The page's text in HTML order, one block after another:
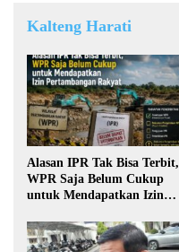
Kalteng Harati
Alasan IPR Tak Bisa Terbit,
WPR Saja Belum Cukup
untuk Mendapatkan Izin